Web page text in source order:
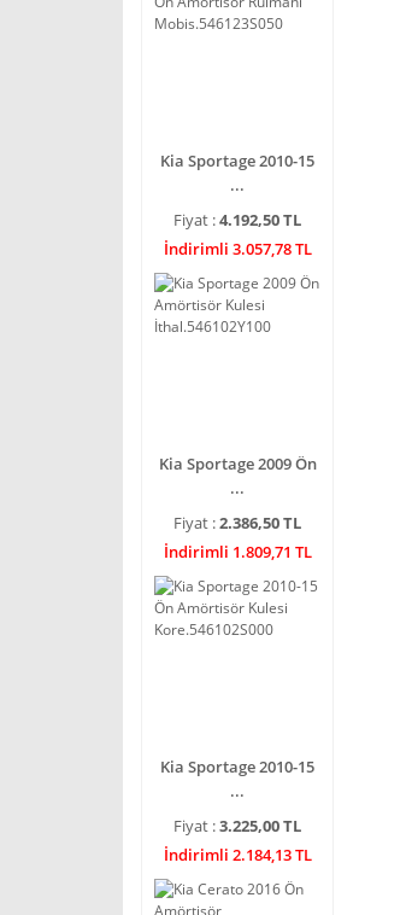
Kia Sportage 2010-15
...
Fiyat :4.192,50 TL
İndirimli 3.057,78 TL
Kia Sportage 2009 Ön
...
Fiyat :2.386,50 TL
İndirimli 1.809,71 TL
Kia Sportage 2010-15
...
Fiyat :3.225,00 TL
İndirimli 2.184,13 TL